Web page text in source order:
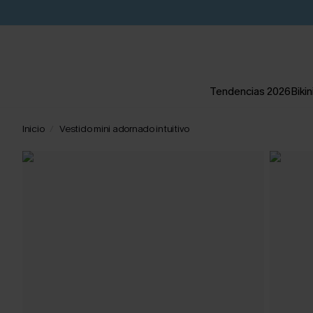
Tendencias 2026
Inicio Vestido mini adornado intuitivo